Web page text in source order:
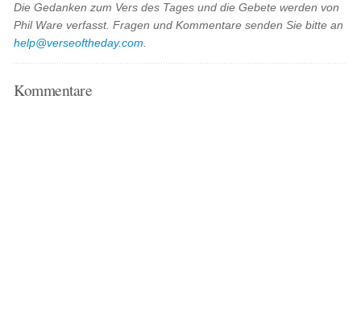
Die Gedanken zum Vers des Tages und die Gebete werden von
Phil Ware verfasst. Fragen und Kommentare senden Sie bitte an
help@verseoftheday.com
Kommentare